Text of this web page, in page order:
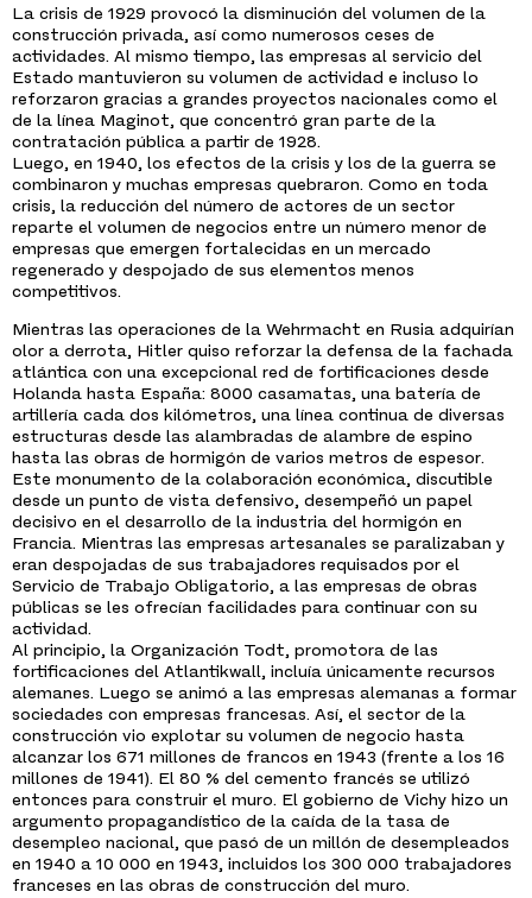
La crisis de 1929 provocó la disminución del volumen de la
construcción privada, así como numerosos ceses de
actividades. Al mismo tiempo, las empresas al servicio del
Estado mantuvieron su volumen de actividad e incluso lo
reforzaron gracias a grandes proyectos nacionales como el
de la línea Maginot, que concentró gran parte de la
contratación pública a partir de 1928.
Luego, en 1940, los efectos de la crisis y los de la guerra se
combinaron y muchas empresas quebraron. Como en toda
crisis, la reducción del número de actores de un sector
reparte el volumen de negocios entre un número menor de
empresas que emergen fortalecidas en un mercado
regenerado y despojado de sus elementos menos
competitivos.
Mientras las operaciones de la Wehrmacht en Rusia adquirían
olor a derrota, Hitler quiso reforzar la defensa de la fachada
atlántica con una excepcional red de fortificaciones desde
Holanda hasta España: 8000 casamatas, una batería de
artillería cada dos kilómetros, una línea continua de diversas
estructuras desde las alambradas de alambre de espino
hasta las obras de hormigón de varios metros de espesor.
Este monumento de la colaboración económica, discutible
desde un punto de vista defensivo, desempeñó un papel
decisivo en el desarrollo de la industria del hormigón en
Francia. Mientras las empresas artesanales se paralizaban y
eran despojadas de sus trabajadores requisados por el
Servicio de Trabajo Obligatorio, a las empresas de obras
públicas se les ofrecían facilidades para continuar con su
actividad.
Al principio, la Organización Todt, promotora de las
fortificaciones del Atlantikwall, incluía únicamente recursos
alemanes. Luego se animó a las empresas alemanas a formar
sociedades con empresas francesas. Así, el sector de la
construcción vio explotar su volumen de negocio hasta
alcanzar los 671 millones de francos en 1943 (frente a los 16
millones de 1941). El 80 % del cemento francés se utilizó
entonces para construir el muro. El gobierno de Vichy hizo un
argumento propagandístico de la caída de la tasa de
desempleo nacional, que pasó de un millón de desempleados
en 1940 a 10 000 en 1943, incluidos los 300 000 trabajadores
franceses en las obras de construcción del muro.